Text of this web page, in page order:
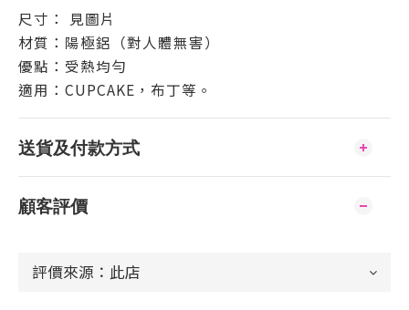
尺寸： 見圖片
材質：陽極鋁（對人體無害）
優點：受熱均勻
適用：CUPCAKE，布丁等。
送貨及付款方式
顧客評價